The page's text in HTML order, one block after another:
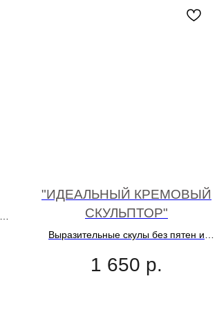
"ИДЕАЛЬНЫЙ КРЕМОВЫЙ
СКУЛЬПТОР"
Выразительные скулы без пятен и
1 650 р.